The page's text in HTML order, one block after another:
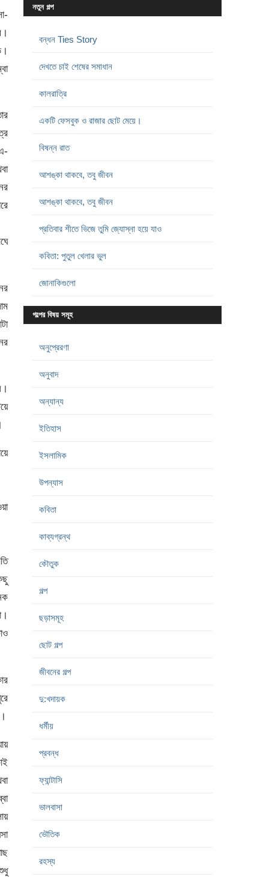
নতুন গল্প
বন্ধন Ties Story
দেখতে চাই শেষের সমাধান
কালরাত্রি
একটি ফেসবুক ও রাজার ছোট মেয়ে।
বিষন্ন রাত
আশঙ্কা থাকবে, তবু জীবন
আশঙ্কা থাকবে, তবু জীবন
প্রতিবার শীতে ভিজে তুমি জ্যোস্না হয়ে যাও
কবিতা: পুতুল খেলার ভুল
জোনাকিগুলো
গল্পের বিষয় সমূহ
অনুপ্রেরণা
অনুবাদ
অন্যান্য
ইতিহাস
ইসলামিক
উপন্যাস
কবিতা
কাব্যগ্রন্থ
কৌতুক
গল্প
ছড়াসমূহ
ছোট গল্প
জীবনের গল্প
দু:খদায়ক
ধর্মীয়
প্রবন্ধ
ফ্যান্টাসি
ভালবাসা
ভৌতিক
রহস্য